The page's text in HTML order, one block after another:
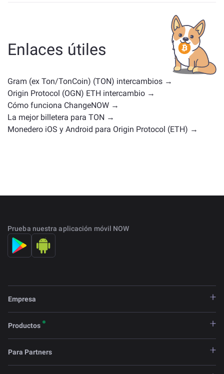
ya sea una stablecoin, un token de utilidad, una
moneda de gobernanza u otro tipo. Las alternativas
comunes incluyen otras criptomonedas con casos de
uso o posiciones en el mercado similares. Consulta
todos los activos disponibles para intercambiar en la
página principal de intercambio.
Enlaces útiles
Gram (ex Ton/TonCoin) (TON) intercambios →
Origin Protocol (OGN) ETH intercambio →
Cómo funciona ChangeNOW →
La mejor billetera para TON →
Monedero iOS y Android para Origin Protocol (ETH) →
Prueba nuestra aplicación móvil NOW
Empresa
Productos
Para Partners